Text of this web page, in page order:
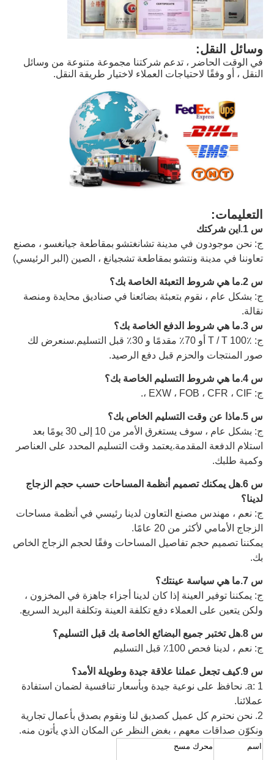
وسائل النقل:
النقل ، أو وفقًا لاحتياجات العملاء لاختيار طريقة النقل.
التعليمات:
س 1.اين شركتك
ج: نحن موجودون في مدينة تشانغتشو بمقاطعة جيانغسو ، مصنع
تعاوننا في مدينة ونتشو بمقاطعة تشجيانغ ، الصين (البر الرئيسي)
س 2.ما هي شروط التعبئة الخاصة بك؟
ج: بشكل عام ، نقوم بتعبئة بضائعنا في صناديق محايدة ومنصة
نقالة.
س 3.ما هي شروط الدفع الخاصة بك؟
ج: T / T 100٪ أو 70٪ مقدمًا و 30٪ قبل التسليم.سنعرض لك
صور المنتجات والحزم قبل دفع الرصيد.
س 4.ما هي شروط التسليم الخاصة بك؟
ج: EXW ، FOB ، CFR ، CIF ،.
س 5.ماذا عن وقت التسليم الخاص بك؟
ج: بشكل عام ، سوف يستغرق الأمر من 10 إلى 30 يومًا بعد
استلام الدفعة المقدمة.يعتمد وقت التسليم المحدد على العناصر
وكمية طلبك.
س 6.هل يمكنك تصميم أنظمة المساحات حسب حجم الزجاج
لدينا؟
ج: نعم ، مهندس مصنع التعاون لدينا رئيسي في أنظمة مساحات
الزجاج الأمامي لأكثر من 20 عامًا.
يمكننا تصميم حجم تفاصيل المساحات وفقًا لحجم الزجاج الخاص
بك.
س 7.ما هي سياسة عينتك؟
ج: يمكننا توفير العينة إذا كان لدينا أجزاء جاهزة في المخزون ،
ولكن يتعين على العملاء دفع تكلفة العينة وتكلفة البريد السريع.
س 8.هل تختبر جميع البضائع الخاصة بك قبل التسليم؟
ج: نعم ، لدينا فحص 100٪ قبل التسليم
س 9.كيف تجعل عملنا علاقة جيدة وطويلة الأمد؟
a: 1. نحافظ على نوعية جيدة وبأسعار تنافسية لضمان استفادة
عملائنا.
2. نحن نحترم كل عميل كصديق لنا ونقوم بصدق بأعمال تجارية
ونكوّن صداقات معهم ، بغض النظر عن المكان الذي يأتون منه.
اسم محرك مسح